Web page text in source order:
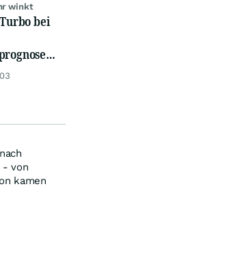
winkt
bei
- von
kamen